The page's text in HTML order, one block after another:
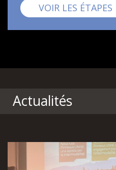
VOIR LES ÉTAPES
Actualités